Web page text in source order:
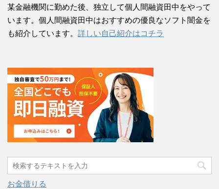
某金融機関に勤めた後、独立して個人間融資田中をやって
います。個人間融資田中はおすすめの優良なソフト闇金を
も紹介しています。 詳しい自己紹介はコチラ
お金借りる